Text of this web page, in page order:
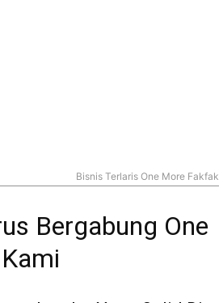
Bisnis Terlaris One More Fakfak
Bergabung One